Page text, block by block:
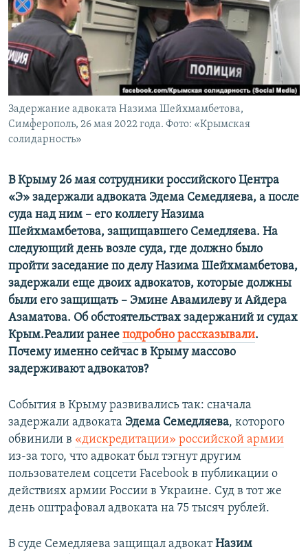
ПОБЕДИТЕЛЕЙ НЕ СУДЯТ?
КРЫМ.НЕПОКОРЕННЫЙ
ELIFBE
УКРАИНСКАЯ ПРОБЛЕМА КРЫМА
ПРИСОЕДИНЯЙТЕСЬ!
Все сайты RFE/RL
Задержание адвоката Назима Шейхмамбетова,
Симферополь, 26 мая 2022 года. Фото: «Крымская
солидарность»
В Крыму 26 мая сотрудники российского Центра
«Э» задержали адвоката Эдема Семедляева, а после
суда над ним – его коллегу Назима
Шейхмамбетова, защищавшего Семедляева. На
следующий день возле суда, где должно было
пройти заседание по делу Назима Шейхмамбетова,
задержали еще двоих адвокатов, которые должны
были его защищать – Эмине Авамилеву и Айдера
Азаматова. Об обстоятельствах задержаний и судах
Крым.Реалии ранее подробно рассказывали.
Почему именно сейчас в Крыму массово
задерживают адвокатов?
События в Крыму развивались так: сначала
задержали адвоката Эдема Семедляева, которого
обвинили в «дискредитации» российской армии
из-за того, что адвокат был тэгнут другим
пользователем соцсети Facebook в публикации о
действиях армии России в Украине. Суд в тот же
день оштрафовал адвоката на 75 тысяч рублей.
В суде Семедляева защищал адвокатНазим